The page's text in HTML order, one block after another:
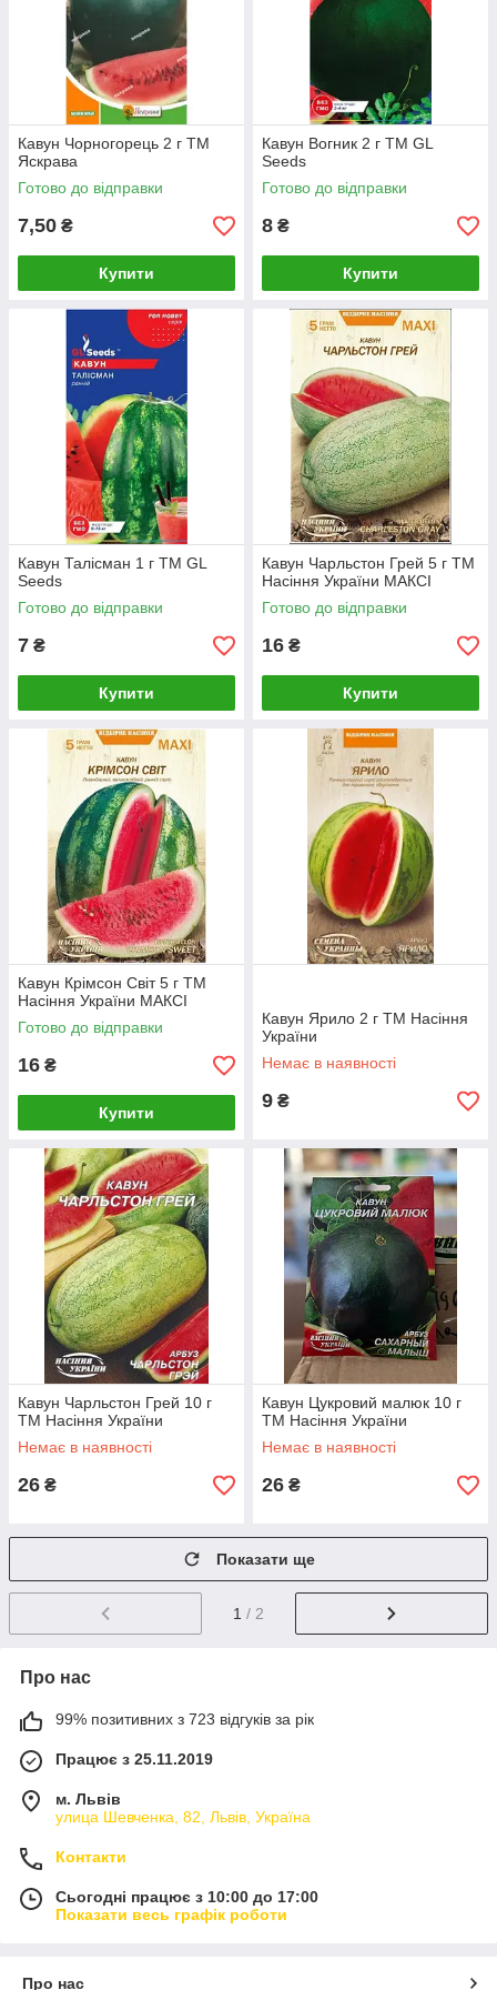
Кавун Чорногорець 2 г ТМ
Яскрава
Готово до відправки
7,50 ₴
Купити
Кавун Вогник 2 г ТМ GL
Seeds
Готово до відправки
8 ₴
Купити
Кавун Талісман 1 г TM GL
Seeds
Готово до відправки
7 ₴
Купити
Кавун Чарльстон Грей 5 г ТМ
Насіння України МАКСІ
Готово до відправки
16 ₴
Купити
Кавун Крімсон Світ 5 г ТМ
Насіння України МАКСІ
Готово до відправки
16 ₴
Купити
Кавун Ярило 2 г ТМ Насіння
України
Немає в наявності
9 ₴
Кавун Чарльстон Грей 10 г
ТМ Насіння України
Немає в наявності
26 ₴
Кавун Цукровий малюк 10 г
ТМ Насіння України
Немає в наявності
26 ₴
Показати ще
1 / 2
Про нас
99% позитивних з 723 відгуків за рік
Працює з 25.11.2019
м. Львів
улица Шевченка, 82, Львів, Україна
Контакти
Сьогодні працює з 10:00 до 17:00
Показати весь графік роботи
Про нас